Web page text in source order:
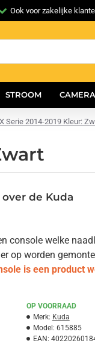
Ook voor zakelijke
STROOM
Serie 2014-2019 Kleur:
de Kuda
console welke
op worden
is een product
OP VOORRAAD
Merk: Kuda
Model: 615885
EAN: